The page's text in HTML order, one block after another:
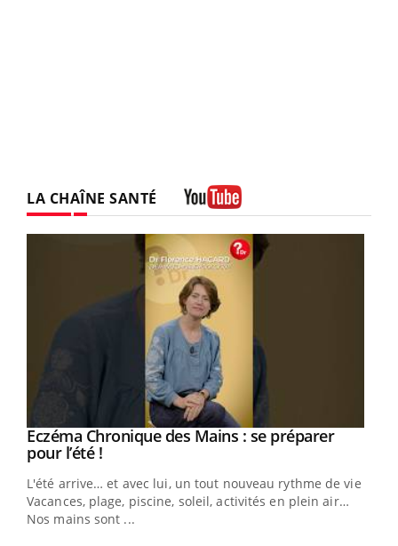
LA CHAÎNE SANTÉ
Youtube
Eczéma Chronique des Mains : se préparer
pour l’été !Youtube
L'été arrive… et avec lui, un tout nouveau rythme de vie !
Vacances, plage, piscine, soleil, activités en plein air…
Nos mains sont ...